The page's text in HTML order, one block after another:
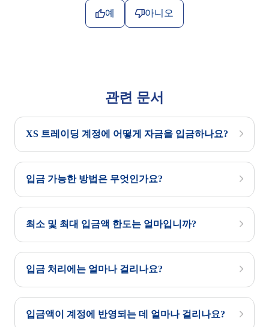
예 아니오
관련 문서
XS 트레이딩 계정에 어떻게 자금을 입금하나요?
입금 가능한 방법은 무엇인가요?
최소 및 최대 입금액 한도는 얼마입니까?
입금 처리에는 얼마나 걸리나요?
입금액이 계정에 반영되는 데 얼마나 걸리나요?